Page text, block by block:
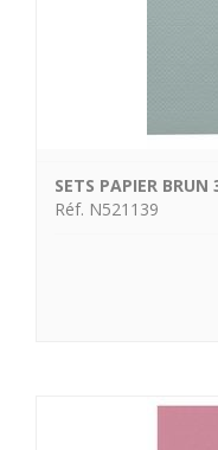
SETS PAPIER
Réf. N521139